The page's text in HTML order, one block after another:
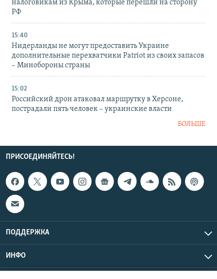
налоговикам из Крыма, которые перешли на сторону
РФ
15:40
Нидерланды не могут предоставить Украине
дополнительные перехватчики Patriot из своих запасов
– Минобороны страны
15:02
Российский дрон атаковал маршрутку в Херсоне,
пострадали пять человек – украинские власти
БОЛЬШЕ
ПРИСОЕДИНЯЙТЕСЬ!
ПОДДЕРЖКА
ИНФО